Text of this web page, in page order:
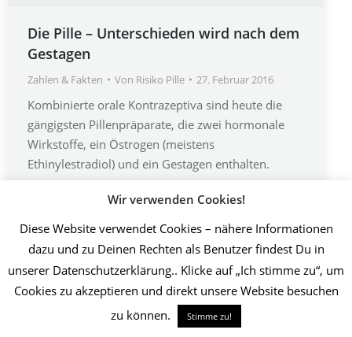
Die Pille – Unterschieden wird nach dem
Gestagen
Zahlen & Fakten Von Risiko Pille 27. Februar 2016
Kombinierte orale Kontrazeptiva sind heute die
gängigsten Pillenpräparate, die zwei hormonale
Wirkstoffe, ein Östrogen (meistens
Ethinylestradiol) und ein Gestagen enthalten.
2019 Initiative Thrombose-Geschädigter | Umsetzung Christin Jost
Info
Wir verwenden Cookies!
Diese Website verwendet Cookies – nähere Informationen
dazu und zu Deinen Rechten als Benutzer findest Du in
unserer Datenschutzerklärung.. Klicke auf „Ich stimme zu“, um
Cookies zu akzeptieren und direkt unsere Website besuchen
zu können.
Stimme zu!